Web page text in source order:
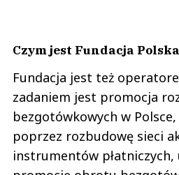
Czym jest Fundacja
Fundacja jest też
zadaniem jest promocja
bezgotówkowych w
poprzez rozbudowę sieci
instrumentów płatniczych,